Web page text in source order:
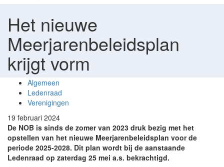
Het nieuwe
Meerjarenbeleidsplan
krijgt vorm
Algemeen
Ledenraad
Verenigingen
19 februari 2024
De NOB is sinds de zomer van 2023 druk bezig met het
opstellen van het nieuwe Meerjarenbeleidsplan voor de
periode 2025-2028. Dit plan wordt bij de aanstaande
Ledenraad op zaterdag 25 mei a.s. bekrachtigd.